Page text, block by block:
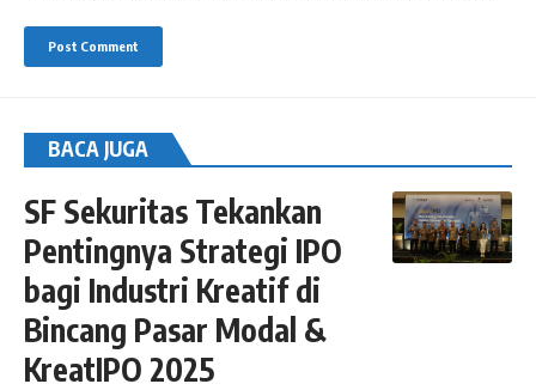
BACA JUGA
SF Sekuritas Tekankan
Pentingnya Strategi IPO
bagi Industri Kreatif di
Bincang Pasar Modal &
KreatIPO 2025